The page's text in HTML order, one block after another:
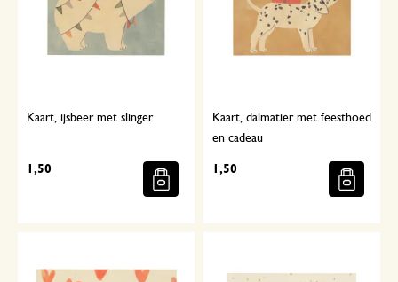
Kaart, ijsbeer met slinger
1,50
Kaart, dalmatiër met feesthoed
en cadeau
1,50